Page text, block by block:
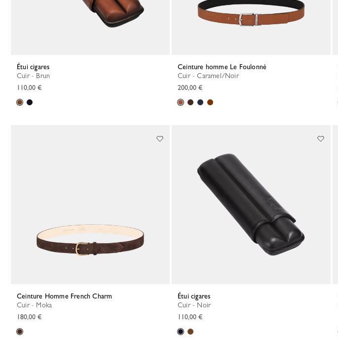
Étui cigares
Cuir - Brun
110,00 €
Ceinture homme Le Foulonné
Cuir - Caramel/Noir
200,00 €
Ceinture Homme French Charm
Cuir - Moka
180,00 €
Étui cigares
Cuir - Noir
110,00 €